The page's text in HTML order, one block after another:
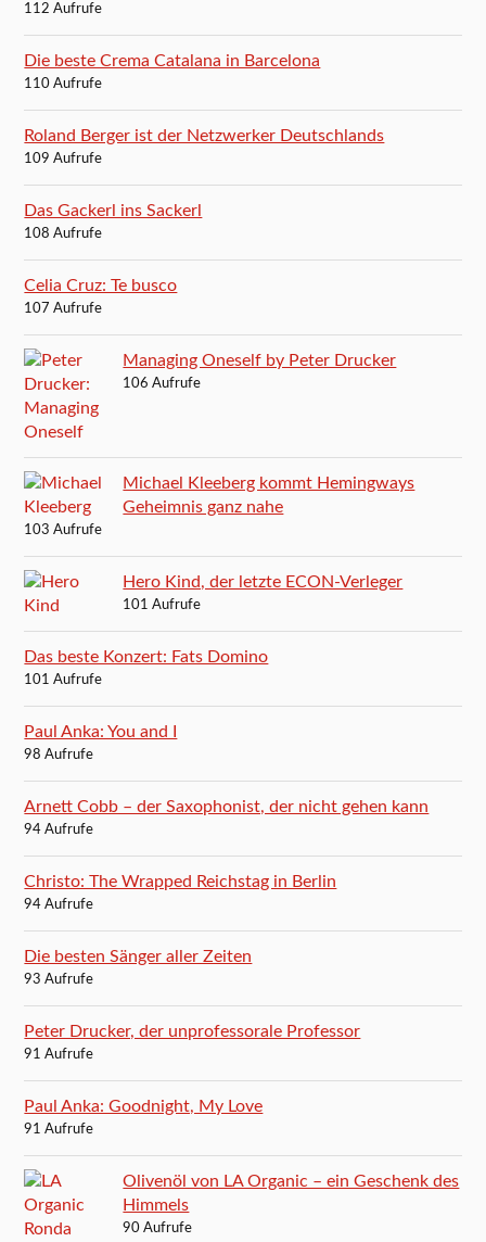
112 Aufrufe
Die beste Crema Catalana in Barcelona
110 Aufrufe
Roland Berger ist der Netzwerker Deutschlands
109 Aufrufe
Das Gackerl ins Sackerl
108 Aufrufe
Celia Cruz: Te busco
107 Aufrufe
Managing Oneself by Peter Drucker
106 Aufrufe
Michael Kleeberg kommt Hemingways
Geheimnis ganz nahe
103 Aufrufe
Hero Kind, der letzte ECON-Verleger
101 Aufrufe
Das beste Konzert: Fats Domino
101 Aufrufe
Paul Anka: You and I
98 Aufrufe
Arnett Cobb – der Saxophonist, der nicht gehen kann
94 Aufrufe
Christo: The Wrapped Reichstag in Berlin
94 Aufrufe
Die besten Sänger aller Zeiten
93 Aufrufe
Peter Drucker, der unprofessorale Professor
91 Aufrufe
Paul Anka: Goodnight, My Love
91 Aufrufe
Olivenöl von LA Organic – ein Geschenk des
Himmels
90 Aufrufe